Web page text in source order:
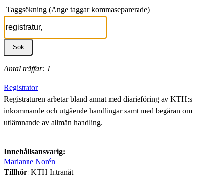
Taggsökning (Ange taggar kommaseparerade)
Antal träffar: 1
Registrator
Registraturen arbetar bland annat med diarieföring av KTH:s
inkommande och utgående handlingar samt med begäran om
utlämnande av allmän handling.
Innehållsansvarig:
Marianne Norén
Tillhör: KTH Intranät